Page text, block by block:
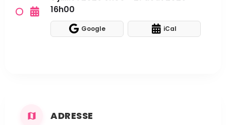
16h00
Google iCal
ADRESSE